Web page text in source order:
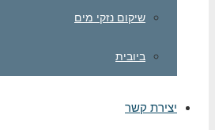
שיקום נזקי מים
ביובית
יצירת קשר